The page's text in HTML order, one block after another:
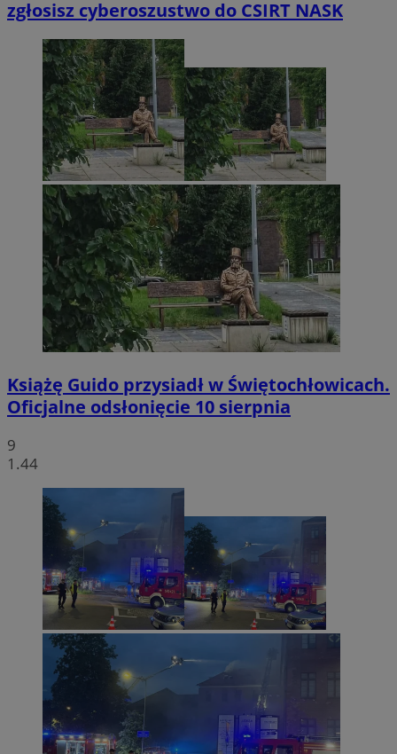
zgłosisz cyberoszustwo do CSIRT NASK
Książę Guido przysiadł w Świętochłowicach.
Oficjalne odsłonięcie 10 sierpnia
9
1.44